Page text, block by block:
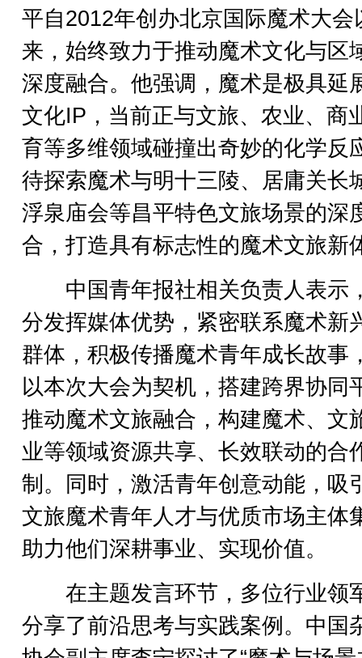
平自2012年创办北京国际魔术大会
来，始终致力于推动魔术文化与区
深度融合。他强调，魔术是极具延
文化IP，当前正与文旅、农业、商
育等多维领域碰撞出奇妙的化学反
待探索魔术与明十三陵、居庸关长
浮泉庙会等昌平特色文旅场景的深
合，打造具有标志性的魔术文旅新
中国青年报社相关负责人表示
分发挥媒体优势，紧密联系魔术新
群体，积极传播魔术青年成长故事
以本次大会为契机，搭建跨界协同
推动魔术文旅融合，构建魔术、文
业等领域资源共享、长效联动的合
制。同时，激活青年创意动能，吸
文旅魔术青年人才与优质市场主体
助力他们深耕事业、实现价值。
在主题发言环节，多位行业领
分享了前沿思考与实践案例。中国